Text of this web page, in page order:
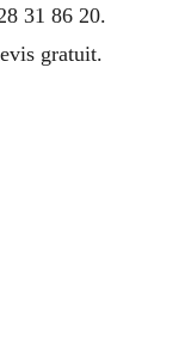
31 86 20.
gratuit.